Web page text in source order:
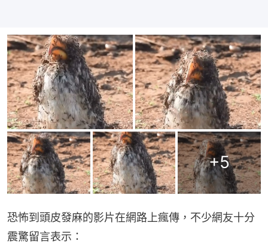
+5
恐怖到頭皮發麻的影片在網路上瘋傳，不少網友十分
震驚留言表示：